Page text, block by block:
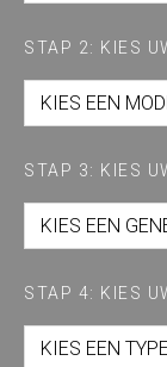
STAP 2: KIES
KIES EEN
STAP 3: KIES
KIES EEN
STAP 4: KIES
KIES EEN TYPE